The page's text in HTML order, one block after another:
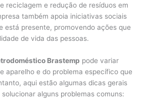
reciclagem e redução de resíduos em
também apoia iniciativas sociais
está presente, promovendo ações que
de vida das pessoas.
Brastemp pode variar
aparelho e do problema específico que
aqui estão algumas dicas gerais
alguns problemas comuns: